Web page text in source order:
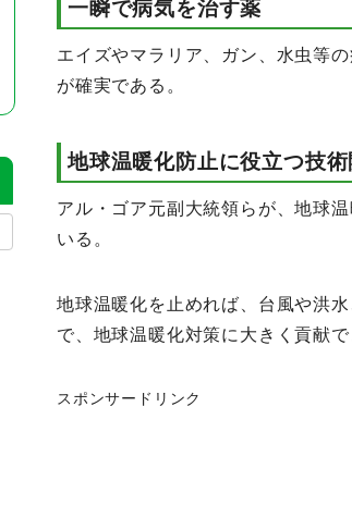
一瞬で病気を治す薬
エイズやマラリア、ガン、水虫等
が確実である。
地球温暖化防止に役立つ技
アル・ゴア元副大統領らが、地球
いる。
地球温暖化を止めれば、台風や洪
で、地球温暖化対策に大きく貢献
スポンサードリンク